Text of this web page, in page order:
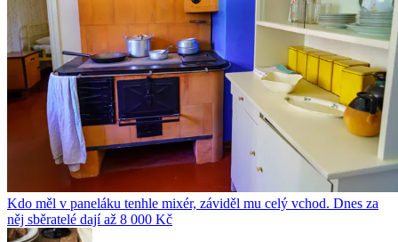
Kdo měl v paneláku tenhle mixér, záviděl mu celý vchod. Dnes za
něj sběratelé dají až 8 000 Kč